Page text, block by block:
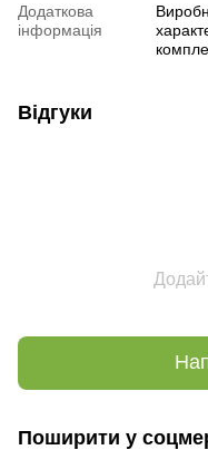
Додаткова
інформація
Відгуки
Поширити у